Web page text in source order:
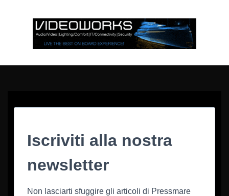
Iscriviti alla nostra
newsletter
Non lasciarti sfuggire gli articoli di Pressmare